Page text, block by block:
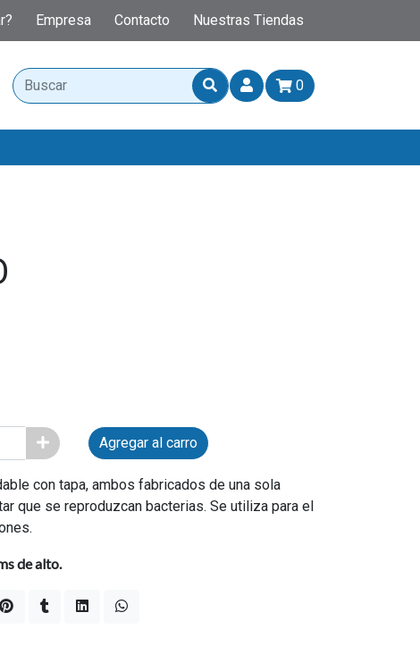
Empresa Contacto Nuestras Tiendas
0
Agregar al carro
con tapa, ambos fabricados de una sola
que se reproduzcan bacterias. Se utiliza para el
de alto.